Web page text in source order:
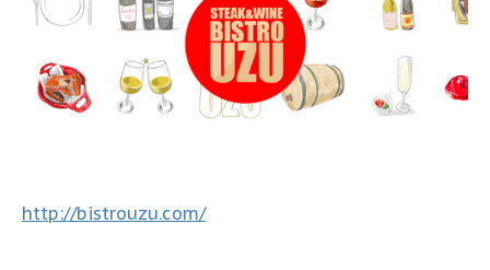
http://bistrouzu.com/